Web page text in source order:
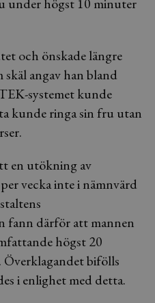
och önskade längre
skäl angav han bland
systemet kunde
kunde ringa sin fru utan
en utökning av
vecka inte i nämnvärd
fann därför att mannen
högst 20
Överklagandet bifölls
i enlighet med detta.